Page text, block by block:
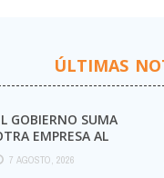
ÚLTIMAS
GOBIERNO SUMA
EMPRESA AL
DE LOS VUELOS
7 AGOSTO, 2026